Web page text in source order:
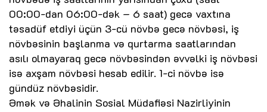
00:00-dan 06:00-dək – 6 saat) gecə vaxtına
təsadüf etdiyi üçün 3-cü növbə gecə növbəsi, iş
növbəsinin başlanma və qurtarma saatlarından
asılı olmayaraq gecə növbəsindən əvvəlki iş növbəsi
isə axşam növbəsi hesab edilir. 1-ci növbə isə
gündüz növbəsidir.
Əmək və Əhalinin Sosial Müdafiəsi Nazirliyinin